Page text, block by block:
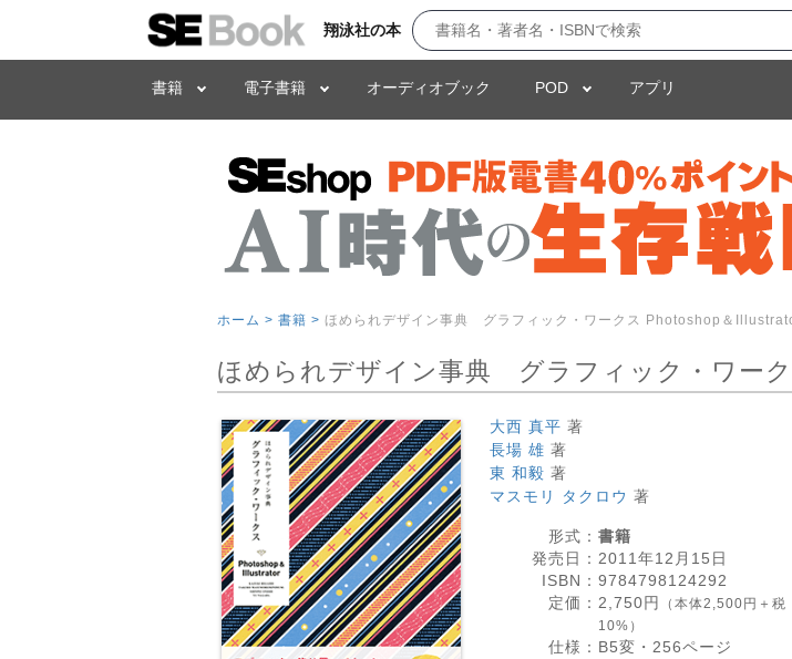
翔泳社の本
書籍 電子書籍 オーディオブック POD アプリ
ホーム > 書籍 > ほめられデザイン事典 グラフィック・ワークス Photoshop＆
ほめられデザイン事典 グラフィック・ワー
大西 真平 著
長場 雄 著
東 和毅 著
マスモリ タクロウ 著
形式： 書籍
発売日： 2011年12月15日
ISBN： 9784798124292
定価： 2,750円
（本体2,500円＋税
10%）
仕様： B5変・ 256ページ